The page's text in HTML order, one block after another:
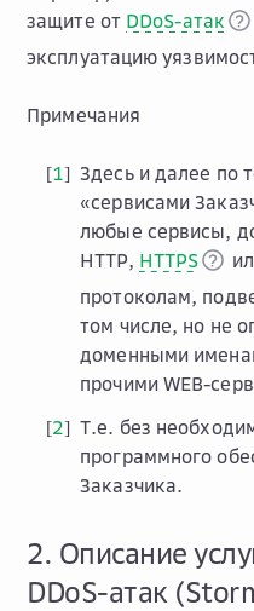
защите от DDoS-атак
эксплуатацию
Примечания
[1] Здесь и далее по
«сервисами
любые сервисы,
HTTP, HTTPS
протоколам,
том числе, но не
доменными
прочими WEB-
[2] Т.е. без
программного
Заказчика.
2. Описание
DDoS-атак